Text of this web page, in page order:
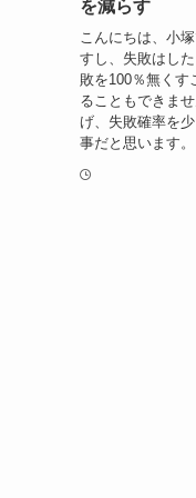
を減らす
こんにちは、小
すし、失敗はし
敗を100％無くす
ることもできま
げ、失敗確率を
事だと思います